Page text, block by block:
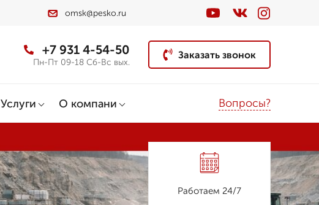
omsk@pesko.ru
+7 931 4-54-50
Пн-Пт 09-18 Сб-Вс вых.
Заказать звонок
Услуги О компани Вопросы?
Работаем 24/7